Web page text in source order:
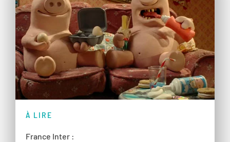
À LIRE
France Inter :